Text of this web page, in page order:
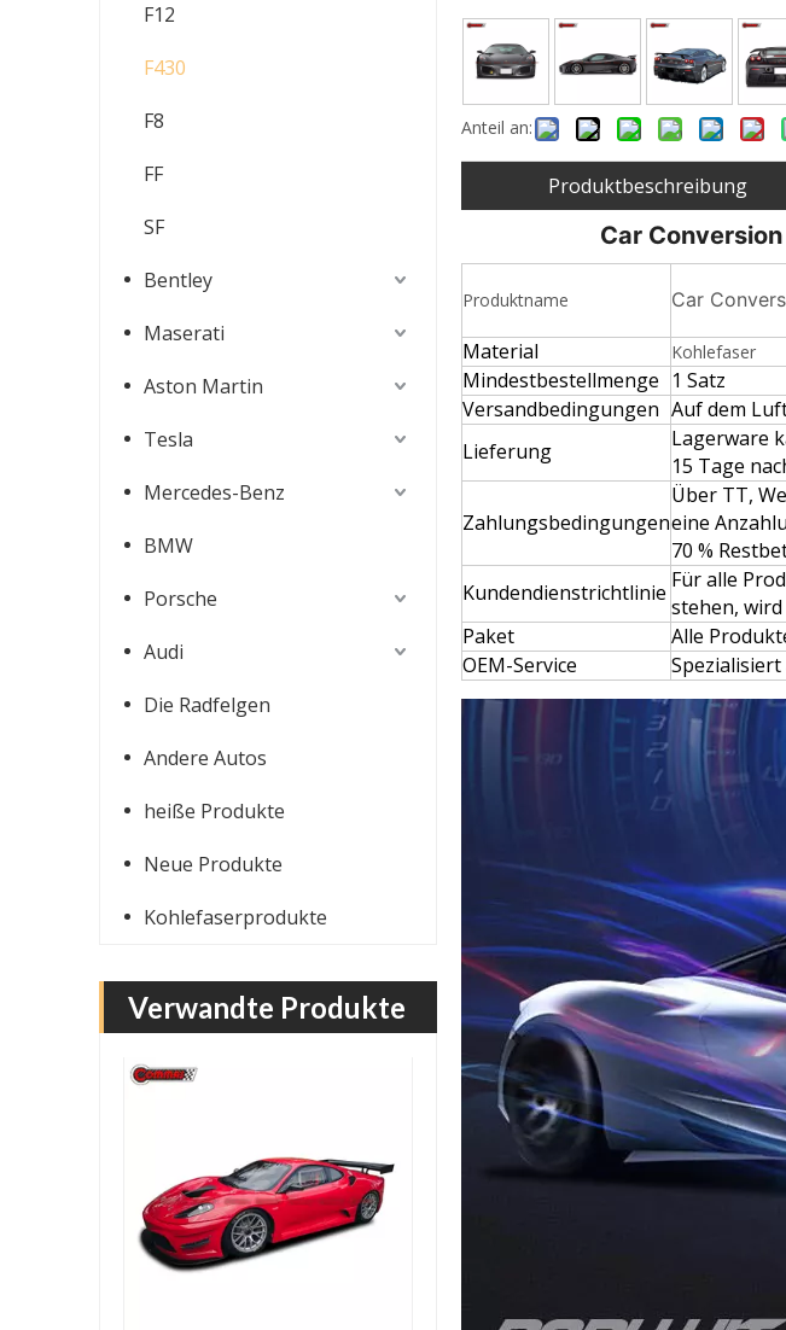
F12
F430
F8
FF
SF
Bentley
Maserati
Aston Martin
Tesla
Mercedes-Benz
BMW
Porsche
Audi
Die Radfelgen
Andere Autos
heiße Produkte
Neue Produkte
Kohlefaserprodukte
Verwandte Produkte
Motorhaube aus Kohlefaser im P1-Stil für Ferrari 430
GT3-Stil Kohlefaser-Motorabdeckung für Ferrari 430
Anteil an:
Produktbeschreibung
Car
Produktname Car
Material Kohlefaser
Mindestbestellmenge 1 Satz
Versandbedingungen Auf dem
Lieferung
Lagerware
15 Tage
Zahlungsbedingungen
Über TT,
eine
70 %
Kundendienstrichtlinie Für alle
stehen,
Paket
Alle
OEM-Service